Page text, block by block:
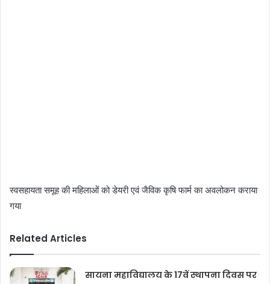
स्वसहायता समूह की महिलाओं को डेयरी एवं जैविक कृषि फार्म का अवलोकन कराया
गया
Related Articles
सायना महाविद्यालय के 17वें स्थापना दिवस पर